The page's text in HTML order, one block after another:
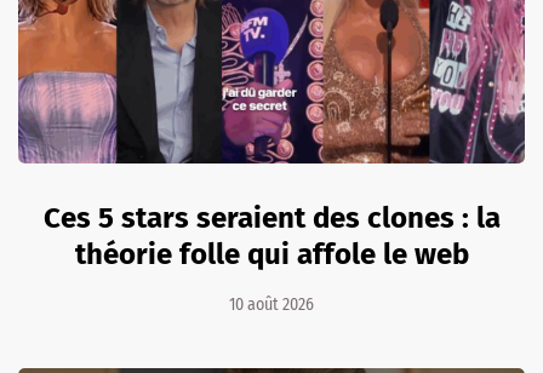
Ces 5 stars seraient des clones : la
théorie folle qui affole le web
10 août 2026